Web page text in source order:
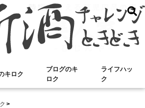
キロク
ブログのキ
ロク
ライフハッ
ク